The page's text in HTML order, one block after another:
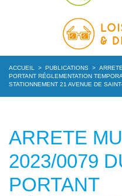
ACCUEIL > PUBLICATIONS >
PORTANT RÉGLEMENTATION
STATIONNEMENT 21 AVENUE DE
ARRETE
2023/0079
PORTANT